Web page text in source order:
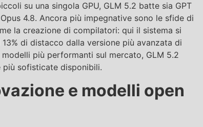
su una singola GPU, GLM 5.2 batte sia GPT
4.8. Ancora più impegnative sono le sfide di
la creazione di compilatori: qui il sistema si
di distacco dalla versione più avanzata di
più performanti sul mercato, GLM 5.2
più sofisticate disponibili.
e modelli open